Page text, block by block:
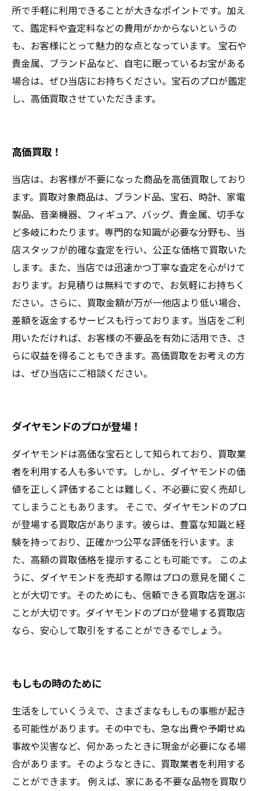
所で手軽に利用できることが大きなポイントです。加え
て、鑑定料や査定料などの費用がかからないというの
も、お客様にとって魅力的な点となっています。 宝石や
貴金属、ブランド品など、自宅に眠っているお宝がある
場合は、ぜひ当店にお持ちください。宝石のプロが鑑定
し、高価買取させていただきます。
高価買取！
当店は、お客様が不要になった商品を高価買取しており
ます。買取対象商品は、ブランド品、宝石、時計、家電
製品、音楽機器、フィギュア、バッグ、貴金属、切手な
ど多岐にわたります。専門的な知識が必要な分野も、当
店スタッフが的確な査定を行い、公正な価格で買取いた
します。また、当店では迅速かつ丁寧な査定を心がけて
おります。お見積りは無料ですので、お気軽にお持ちく
ださい。さらに、買取金額が万が一他店より低い場合、
差額を返金するサービスも行っております。当店をご利
用いただければ、お客様の不要品を有効に活用でき、さ
らに収益を得ることもできます。高価買取をお考えの方
は、ぜひ当店にご相談ください。
ダイヤモンドのプロが登場！
ダイヤモンドは高価な宝石として知られており、買取業
者を利用する人も多いです。しかし、ダイヤモンドの価
値を正しく評価することは難しく、不必要に安く売却し
てしまうこともあります。 そこで、ダイヤモンドのプロ
が登場する買取店があります。彼らは、豊富な知識と経
験を持っており、正確かつ公平な評価を行います。ま
た、高額の買取価格を提示することも可能です。 このよ
うに、ダイヤモンドを売却する際はプロの意見を聞くこ
とが大切です。そのためにも、信頼できる買取店を選ぶ
ことが大切です。ダイヤモンドのプロが登場する買取店
なら、安心して取引をすることができるでしょう。
もしもの時のために
生活をしていくうえで、さまざまなもしもの事態が起き
る可能性があります。その中でも、急な出費や予期せぬ
事故や災害など、何かあったときに現金が必要になる場
合があります。そのようなときに、買取業者を利用する
ことができます。 例えば、家にある不要な品物を買取り